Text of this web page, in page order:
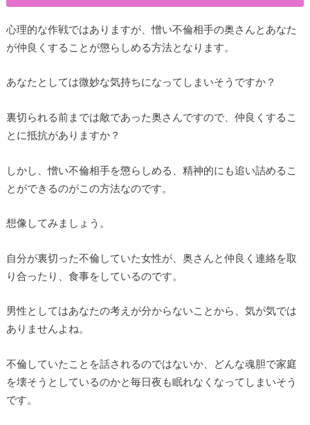
心理的な作戦ではありますが、憎い不倫相手の奥さんとあなた
が仲良くすることが懲らしめる方法となります。
あなたとしては微妙な気持ちになってしまいそうですか？
裏切られる前までは敵であった奥さんですので、仲良くするこ
とに抵抗がありますか？
しかし、憎い不倫相手を懲らしめる、精神的にも追い詰めるこ
とができるのがこの方法なのです。
想像してみましょう。
自分が裏切った不倫していた女性が、奥さんと仲良く連絡を取
り合ったり、食事をしているのです。
男性としてはあなたの考えが分からないことから、気が気では
ありませんよね。
不倫していたことを話されるのではないか、どんな魂胆で家庭
を壊そうとしているのかと毎日夜も眠れなくなってしまいそう
です。